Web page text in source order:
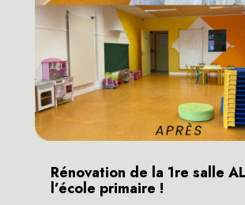
Rénovation de la 1re salle
l’école primaire !